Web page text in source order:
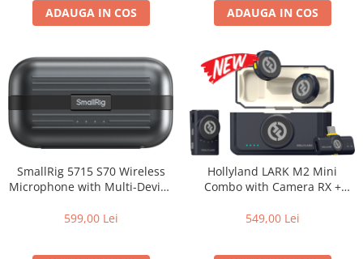
ADAUGA IN COS ADAUGA IN COS
SmallRig 5715 S70 Wireless
Microphone with Multi-Device
599,00 Lei
Hollyland LARK M2 Mini
Combo with Camera RX +
549,00 Lei